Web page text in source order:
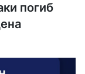
погиб